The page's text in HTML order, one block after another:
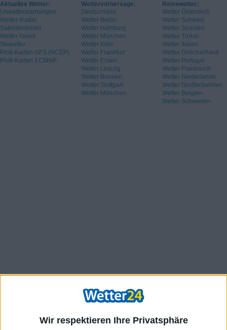
Wir respektieren Ihre Privatsphäre
Aktuelles Wetter:
Unwetterwarnungen
Wetter-Radar
Satellitenbilder
Wetter-News
Skiwetter
Profi-Karten GFS (NCEP)
Profi-Karten ECMWF
Wettervorhersage:
Deutschland
Wetter Berlin
Wetter Hamburg
Wetter München
Wetter Köln
Wetter Frankfurt
Wetter Essen
Wetter Leipzig
Wetter Bremen
Wetter Stuttgart
Wetter München
Reisewetter:
Wetter Österreich
Wetter Schweiz
Wetter Spanien
Wetter Türkei
Wetter Italien
Wetter Griechenland
Wetter Portugal
Wetter Frankreich
Wetter Niederlande
Wetter Großbritannien
Wetter Belgien
Wetter Schweden